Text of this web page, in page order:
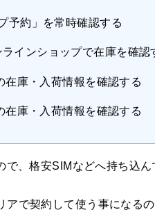
予約」を常時確認する
インショップで在庫を確認
庫・入荷情報を確認する
庫・入荷情報を確認する
、格安SIMなどへ持ち込ん
で契約して使う事になる